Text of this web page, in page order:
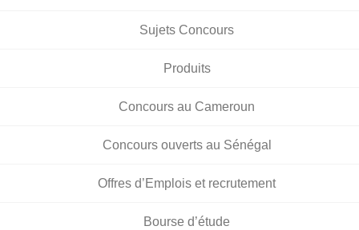
Sujets Concours
Produits
Concours au Cameroun
Concours ouverts au Sénégal
Offres d’Emplois et recrutement
Bourse d’étude